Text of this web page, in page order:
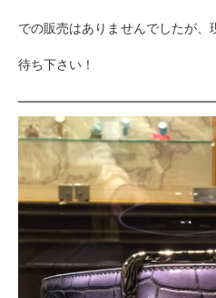
での販売はありませんでしたが
待ち下さい！